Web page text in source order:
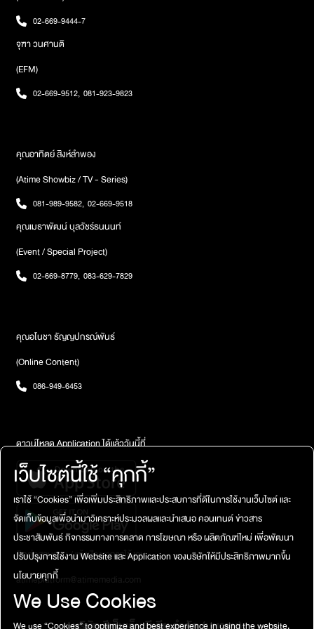
เบียดเบียนผู้อื่น และตั้งจิตว่าจะทำความดีหรือแก้บนเมื่อสมหวัง เพื่อ
เสริมพลังบุญให้คำอธิษฐานสัมฤทธิ์ผลทริคการผูกผ้าที่ศาลหลักเมือง
กรุงเทพ คือ การผูกผ้าที่เสาหลักเมือง ซึ่งเชื่อกันว่าเป็น การผูกดวง ผูก
ชะตา และเสริมความมั่นคงให้ชีวิต โดยตำแหน่งการผูกผ้าแต่ละจุดมี
ความสุขในครอบครัว เชื่อว่าจะช่วยให้ชีวิตลงหลักปักฐาน มีเงินทองไม่
หลักเมือง นิยมขอพรให้ผู้ใหญ่เกื้อหนุน อุปถัมภ์ ส่งเสริมหน้าที่การงาน
และช่วยผลักดันให้เติบโตในเส้นทางอาชีพ รวมถึงเชื่อว่ายังช่วยเสริมด้าน
สุขภาพ ให้มีพลังทั้งกายและใจส่วนการผูกผ้าที่ ยอดเสาหลักเมือง
เหมาะสำหรับผู้ที่ต้องการความสำเร็จในระดับสูง โดยเฉพาะเรื่องธุรกิจ
คล่องตัว และประสบความสำเร็จรอบด้านตลอดปี 2569เวลาไหว้
ศาลหลักเมือง และทริคสายมูรับปีใหม่ช่วงเวลาที่เหมาะกับการไหว้
ทำบุญหรือบริจาคเล็กน้อย เพื่อเสริมบุญหนุนดวงตลอดทั้งปี
พร้อมป้ายแนะนำและเจ้าหน้าที่ดูแลตลอดเส้นทาง เหมาะสำหรับผู้ที่
ต้องการเริ่มต้นปีใหม่ 2569 ด้วยพลังดี ความมั่นคง และความเป็นสิริ
(ทางออกใกล้วัดพระแก้ว)รถเมล์ : สาย 1, 3, 6, 9, 12, 32, 44, 53,
82รถส่วนตัว : จอดบริเวณสนามหลวง (ตรวจสอบวัน–เวลาจอด)ฃ
02-669-9444-7
จุฑา วนศานติ
(EFM)
02-669-9512, 081-923-9823
คุณอาทิตย์ สิงห์ลำพอง
(Atime Showbiz / TV - Series)
081-989-9582, 02-669-9518
คุณเมธาพัฒน์ บุลวัชร์ธนนนท์
(Event / Special Project)
02-669-8779, 083-629-7829
คุณอโนชา ธัญญปกรณ์พันธ์
(Online Content)
086-949-6453
ดาวน์โหลด Application ได้แล้ววันนี้ที่
ติดต่อสอบถาม / แจ้งปัญหาการใช้งาน
atimeplatform@atimemedia.com
เว็บไซต์นี้ใช้ “คุกกี้”
เราใช้ “Cookies” เพื่อเพิ่มประสิทธิภาพและประสบการที่ดีในการใช้งานเว็บไซต์ และ
จัดเก็บข้อมูลเพื่อนำมาวิเคราะห์ประมวลผลและนำเสนอ คอนเทนต์ ข่าวสาร
ประชาสัมพันธ์ กิจกรรมทางการตลาด การโฆษณา หรือ ผลิตภัณฑ์ใหม่ เพื่อพัฒนา
ปรับปรุงการใช้งาน Website และ Application ของบริษัทให้มีประสิทธิภาพมากขึ้น
นโยบายคุกกี้
We Use Cookies